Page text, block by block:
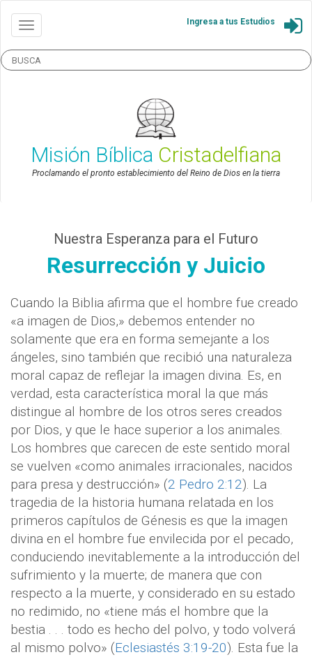
Ingresa a tus Estudios
Misión Bíblica Cristadelfiana
Proclamando el pronto establecimiento del Reino de Dios en la tierra
Nuestra Esperanza para el Futuro
Resurrección y Juicio
Cuando la Biblia afirma que el hombre fue creado
«a imagen de Dios,» debemos entender no
solamente que era en forma semejante a los
ángeles, sino también que recibió una naturaleza
moral capaz de reflejar la imagen divina. Es, en
verdad, esta característica moral la que más
distingue al hombre de los otros seres creados
por Dios, y que le hace superior a los animales.
Los hombres que carecen de este sentido moral
se vuelven «como animales irracionales, nacidos
para presa y destrucción» (2 Pedro 2:12). La
tragedia de la historia humana relatada en los
primeros capítulos de Génesis es que la imagen
divina en el hombre fue envilecida por el pecado,
conduciendo inevitablemente a la introducción del
sufrimiento y la muerte; de manera que con
respecto a la muerte, y considerado en su estado
no redimido, no «tiene más el hombre que la
bestia . . . todo es hecho del polvo, y todo volverá
al mismo polvo» (Eclesiastés 3:19-20). Esta fue la